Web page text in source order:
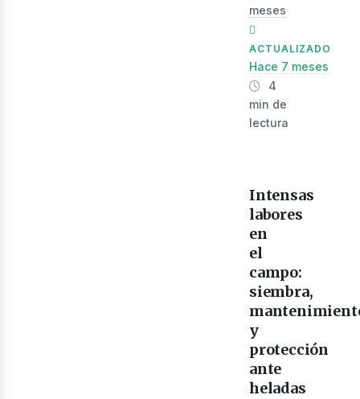
meses
ACTUALIZADO
Hace 7 meses
4
min de
lectura
Intensas
labores
en
el
campo:
siembra,
y
protección
ante
heladas